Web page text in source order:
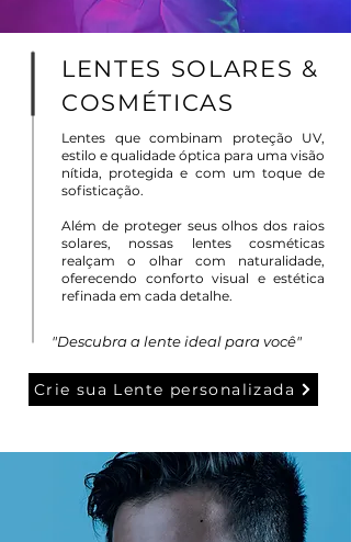
LENTES SOLARES &
COSMÉTICAS
Lentes que combinam proteção UV,
estilo e qualidade óptica para uma visão
nítida, protegida e com um toque de
sofisticação.
Além de proteger seus olhos dos raios
solares, nossas lentes cosméticas
realçam o olhar com naturalidade,
oferecendo conforto visual e estética
refinada em cada detalhe.
"Descubra a lente ideal para você"
Crie sua Lente personalizada